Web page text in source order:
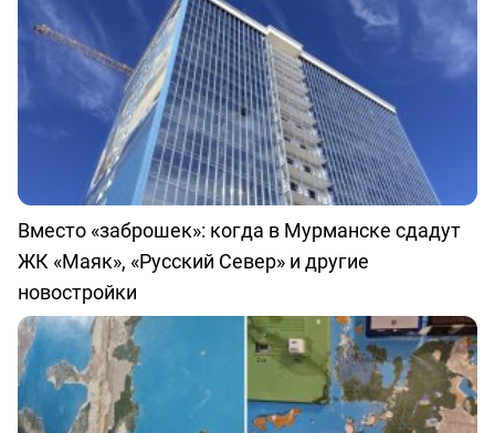
Вместо «заброшек»: когда в Мурманске сдадут
ЖК «Маяк», «Русский Север» и другие
новостройки